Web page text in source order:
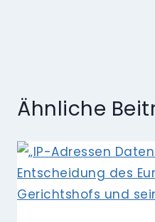
Ähnliche